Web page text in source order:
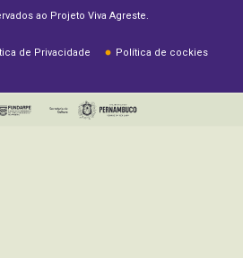
ao Projeto Viva Agreste.
de Privacidade Política de cockies